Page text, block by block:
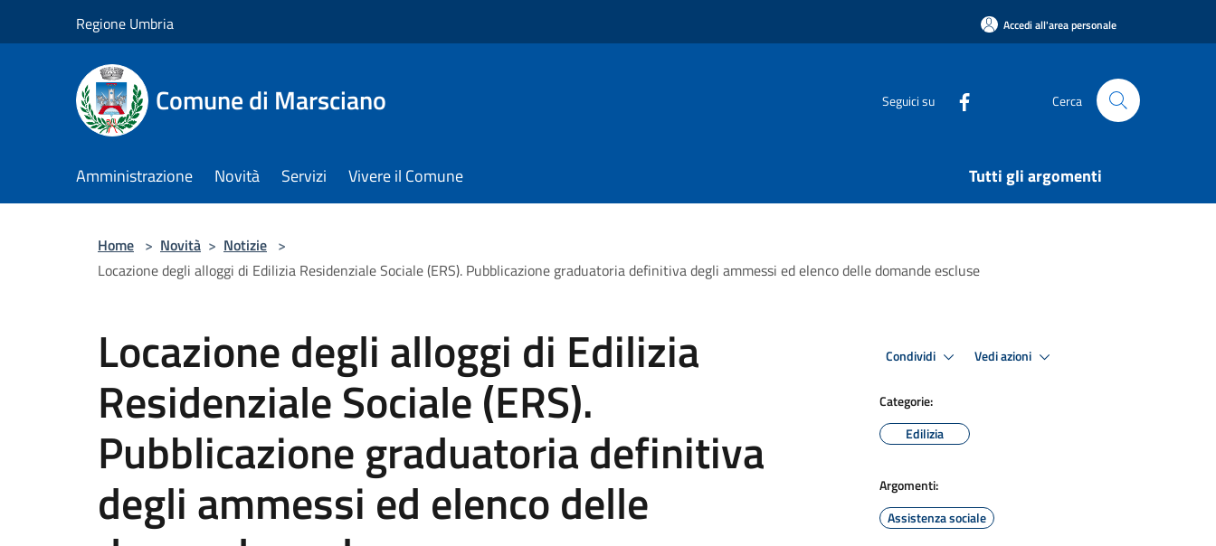
Regione Umbria Accedi all'area personale
Comune di Marsciano Seguici su Cerca
Amministrazione Novità Servizi Vivere il Comune Tutti gli argomenti
Home > Novità > Notizie >
Locazione degli alloggi di Edilizia Residenziale Sociale (ERS). Pubblicazione graduatoria definitiva degli ammessi ed elenco delle domande escluse
Locazione degli alloggi di Edilizia
Residenziale Sociale (ERS).
Pubblicazione graduatoria definitiva
degli ammessi ed elenco delle
Condividi Vedi azioni
Categorie:
Edilizia
Argomenti:
Assistenza sociale